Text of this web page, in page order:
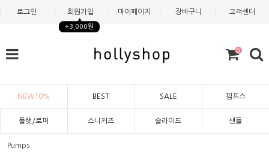
로그인 회원가입
+3,000원
마이페이지 장바구니 고객센터
0
NEW10% BEST SALE 펌프스
플랫/로퍼 스니커즈 슬라이드 샌들
Pumps